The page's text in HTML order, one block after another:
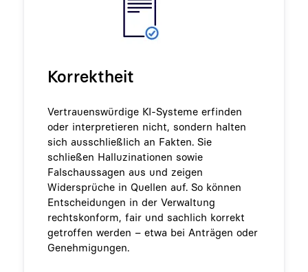
Korrektheit
Vertrauenswürdige KI-Systeme erfinden
oder interpretieren nicht, sondern halten
sich ausschließlich an Fakten. Sie
schließen Halluzinationen sowie
Falschaussagen aus und zeigen
Widersprüche in Quellen auf. So können
Entscheidungen in der Verwaltung
rechtskonform, fair und sachlich korrekt
getroffen werden – etwa bei Anträgen oder
Genehmigungen.